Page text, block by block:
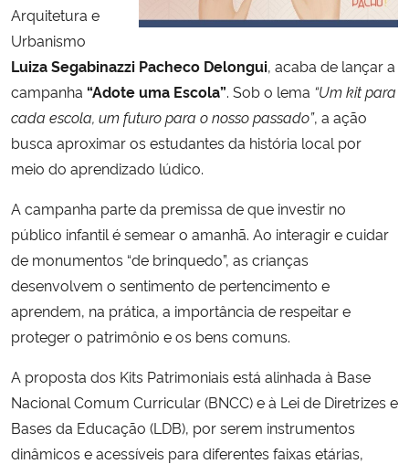
Advocacia-Geral da União
Banco Central do Brasil
Planalto
Arquitetura e
Urbanismo
Luiza Segabinazzi Pacheco Delongui, acaba de lançar a
campanha “Adote uma Escola”. Sob o lema “Um kit para
cada escola, um futuro para o nosso passado”, a ação
busca aproximar os estudantes da história local por
meio do aprendizado lúdico.
A campanha parte da premissa de que investir no
público infantil é semear o amanhã. Ao interagir e cuidar
de monumentos “de brinquedo”, as crianças
desenvolvem o sentimento de pertencimento e
aprendem, na prática, a importância de respeitar e
proteger o patrimônio e os bens comuns.
A proposta dos Kits Patrimoniais está alinhada à Base
Nacional Comum Curricular (BNCC) e à Lei de Diretrizes e
Bases da Educação (LDB), por serem instrumentos
dinâmicos e acessíveis para diferentes faixas etárias,